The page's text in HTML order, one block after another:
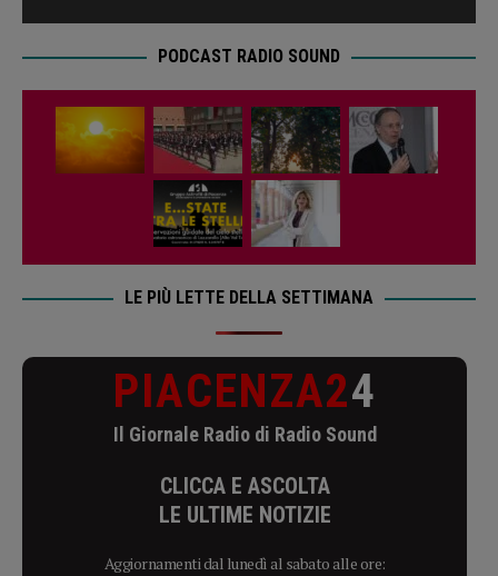
PODCAST RADIO SOUND
LE PIÙ LETTE DELLA SETTIMANA
PIACENZA24
Il Giornale Radio di Radio Sound
CLICCA E ASCOLTA
LE ULTIME NOTIZIE
Aggiornamenti dal lunedì al sabato alle ore: